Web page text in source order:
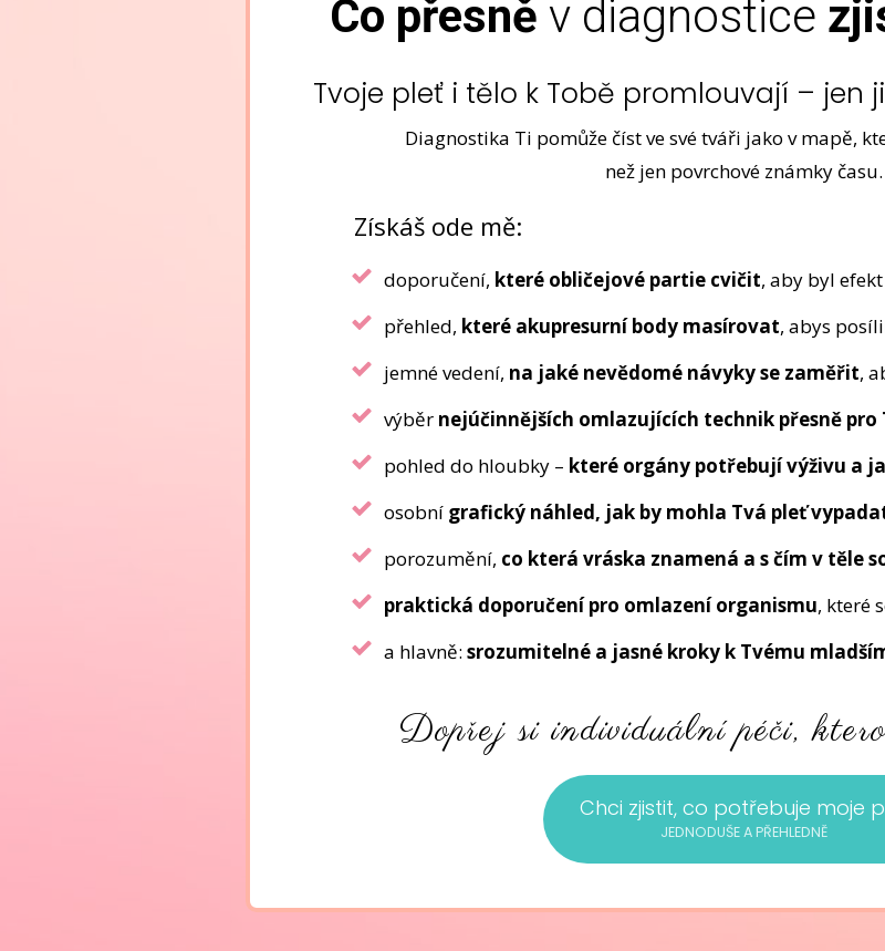
Co přesně v diagnostice
Tvoje pleť i tělo k Tobě promlouvají – jen
Diagnostika Ti pomůže číst ve své tváři jako v mapě,
než jen povrchové známky času.
Získáš ode mě:
doporučení, které obličejové partie cvičit, aby byl
přehled, které akupresurní body masírovat, abys
jemné vedení, na jaké nevědomé návyky se zaměřit,
výběr nejúčinnějších omlazujících technik přesně pro
pohled do hloubky – které orgány potřebují výživu a
osobní grafický náhled, jak by mohla Tvá pleť
porozumění, co která vráska znamená a s čím v těle
praktická doporučení pro omlazení organismu, které
a hlavně: srozumitelné a jasné kroky k Tvému
Dopřej si individuální péči,
Chci zjistit, co potřebuje moje
JEDNODUŠE A PŘEHLEDNĚ